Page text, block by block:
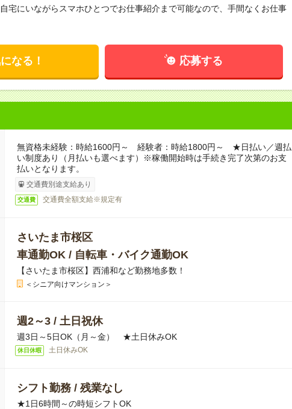
宅にいながらスマホひとつでお仕事紹介まで可能なので、手間なくお仕事
なる！ 応募する
無資格未経験：時給1600円～ 経験者：時給1800円～ ★日払い／週払
い制度あり（月払いも選べます）※稼働開始時は手続き完了次第のお支
払いとなります。
交通費別途支給あり
交通費 交通費全額支給※規定有
さいたま市桜区
車通勤OK / 自転車・バイク通勤OK
【さいたま市桜区】西浦和など勤務地多数！
＜シニア向けマンション＞
週2～3 / 土日祝休
週3日～5日OK（月～金） ★土日休みOK
休日休暇 土日休みOK
シフト勤務 / 残業なし
★1日6時間～の時短シフトOK